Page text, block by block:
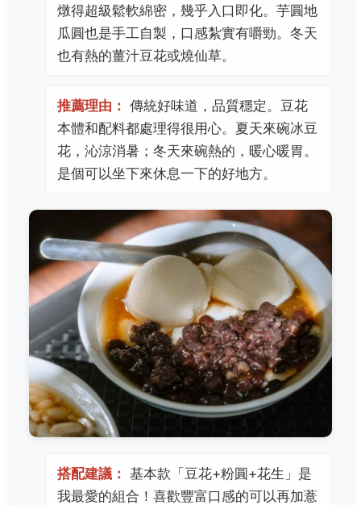
燉得超級鬆軟綿密，幾乎入口即化。芋圓地
瓜圓也是手工自製，口感紮實有嚼勁。冬天
也有熱的薑汁豆花或燒仙草。
推薦理由： 傳統好味道，品質穩定。豆花
本體和配料都處理得很用心。夏天來碗冰豆
花，沁涼消暑；冬天來碗熱的，暖心暖胃。
是個可以坐下來休息一下的好地方。
搭配建議： 基本款「豆花+粉圓+花生」是
我最愛的組合！喜歡豐富口感的可以再加薏